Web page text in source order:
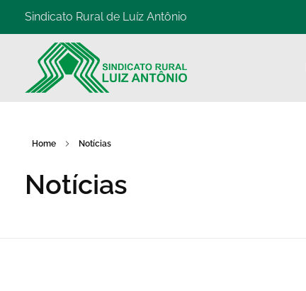
Sindicato Rural de Luíz Antônio
Home Notícias
Notícias